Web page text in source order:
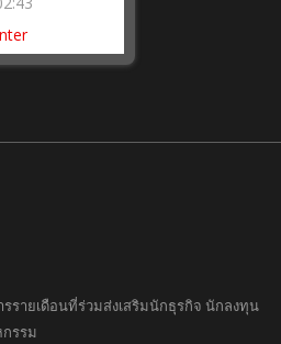
รรายเดือนที่ร่วมส่งเสริมนักธุรกิจ นักลงทุน
รรม